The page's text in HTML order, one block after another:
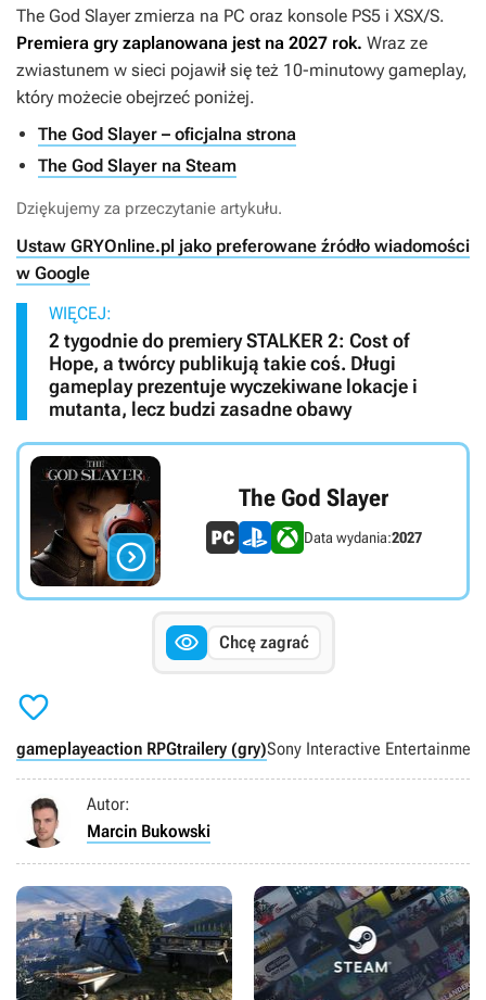
The God Slayerzmierza na PC oraz konsole PS5 i XSX/S.
Premiera gry zaplanowana jest na 2027 rok. Wraz ze
zwiastunem w sieci pojawił się też 10-minutowy gameplay,
który możecie obejrzeć poniżej.
The God Slayer – oficjalna strona
The God Slayer na Steam
Dziękujemy za przeczytanie artykułu.
Ustaw GRYOnline.pl jako preferowane źródło wiadomości
w Google
WIĘCEJ:
2 tygodnie do premiery STALKER 2: Cost of
Hope, a twórcy publikują takie coś. Długi
gameplay prezentuje wyczekiwane lokacje i
mutanta, lecz budzi zasadne obawy

The God Slayer
Data wydania:2027
 Chcę zagrać

gameplayeaction RPGtrailery (gry)Sony Interactive Entertainment
Autor:
Marcin Bukowski